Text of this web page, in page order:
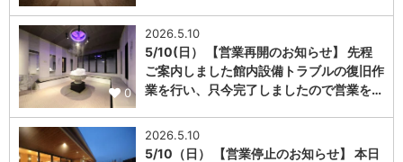
0
2026.5.10
5/10(日） 【営業再開のお知らせ】 先程
ご案内しました館内設備トラブルの復旧作
業を行い、只今完了しましたので営業を…
2026.5.10
5/10（日） 【営業停止のお知らせ】 本日